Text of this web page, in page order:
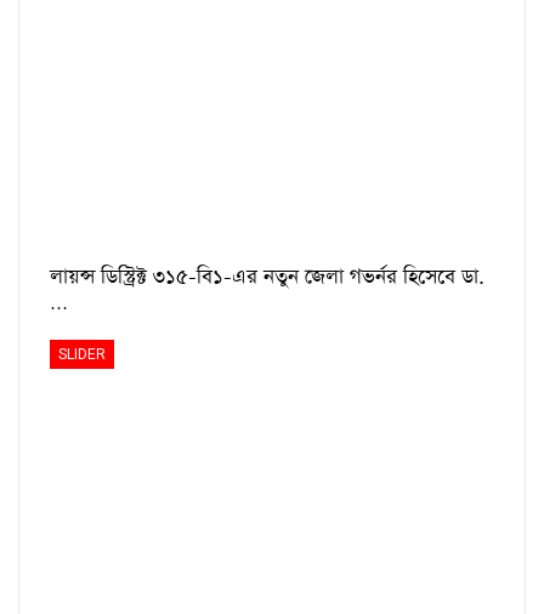
লায়ন্স ডিস্ট্রিক্ট ৩১৫-বি১-এর নতুন জেলা গভর্নর হিসেবে ডা.
…
SLIDER